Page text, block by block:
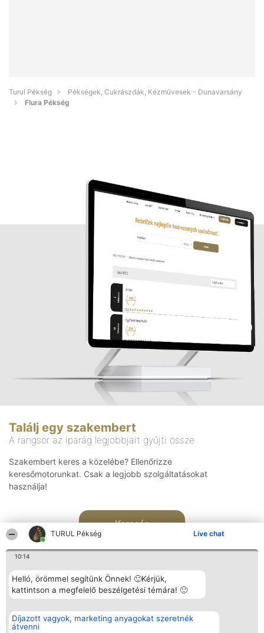
TURUL Pékség Live chat
10:14
Helló, örömmel segítünk Önnek! 🙂Kérjük,
kattintson a megfelelő beszélgetési témára! 🙂
Díjazott vagyok, marketing anyagokat szeretnék
átvenni
Turul Pékség
Pékségek, Cukrászdák, Kézművesek - Dunavarsány
Flura Pékség
Találj egy szakembert
A rangsor az iparág legjobbjait gyűjti össze
Szakembert keres a közelébe? Ellenőrizze
keresőmotorunkat. Csak a legjobb szolgáltatásokat
használja!
Keresés
Rangsorszervező
SC Beautiful Company S.R.L.
Bulevardul Aleea Timișul De
Népszavazás
Nyertesek
Elérhetőség
Elérhetőség